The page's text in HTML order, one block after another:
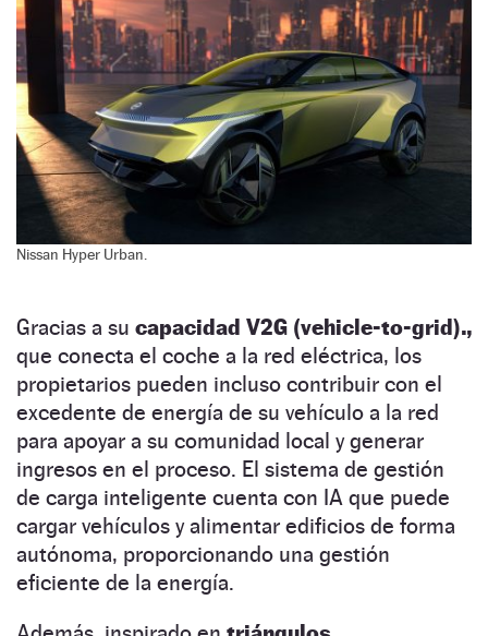
Nissan Hyper Urban.
Gracias a su capacidad V2G (vehicle-to-grid).,
que conecta el coche a la red eléctrica, los
propietarios pueden incluso contribuir con el
excedente de energía de su vehículo a la red
para apoyar a su comunidad local y generar
ingresos en el proceso. El sistema de gestión
de carga inteligente cuenta con IA que puede
cargar vehículos y alimentar edificios de forma
autónoma, proporcionando una gestión
eficiente de la energía.